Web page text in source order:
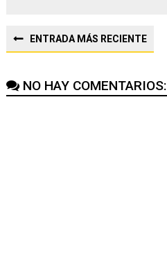
ENTRADA MÁS RECIENTE
NO HAY COMENTARIOS: